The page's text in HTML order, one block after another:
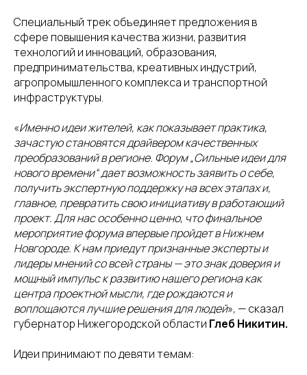
Специальный трек объединяет предложения в
сфере повышения качества жизни, развития
технологий и инноваций, образования,
предпринимательства, креативных индустрий,
агропромышленного комплекса и транспортной
инфраструктуры.
«Именно идеи жителей, как показывает практика,
зачастую становятся драйвером качественных
преобразований в регионе. Форум „Сильные идеи для
нового времени“ дает возможность заявить о себе,
получить экспертную поддержку на всех этапах и,
главное, превратить свою инициативу в работающий
проект. Для нас особенно ценно, что финальное
мероприятие форума впервые пройдет в Нижнем
Новгороде. К нам приедут признанные эксперты и
лидеры мнений со всей страны — это знак доверия и
мощный импульс к развитию нашего региона как
центра проектной мысли, где рождаются и
воплощаются лучшие решения для людей», — сказал
губернатор Нижегородской области Глеб Никитин.
Идеи принимают по девяти темам: